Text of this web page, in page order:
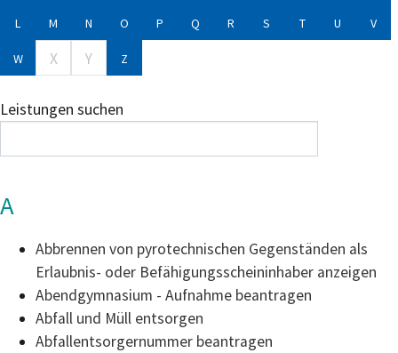
L M N O P Q R S T U V
W X Y Z
Leistungen suchen
A
Abbrennen von pyrotechnischen Gegenständen als
Erlaubnis- oder Befähigungsscheininhaber anzeigen
Abendgymnasium - Aufnahme beantragen
Abfall und Müll entsorgen
Abfallentsorgernummer beantragen